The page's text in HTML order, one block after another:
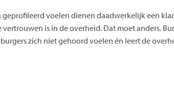
voelen dienen daadwerkelijk een
is in de overheid. Dat moet anders.
zich niet gehoord voelen én leert de